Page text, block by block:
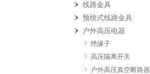
线路金具
预绞式线路金具
户外高压电器
绝缘子
高压隔离开关
户外高压真空断路器